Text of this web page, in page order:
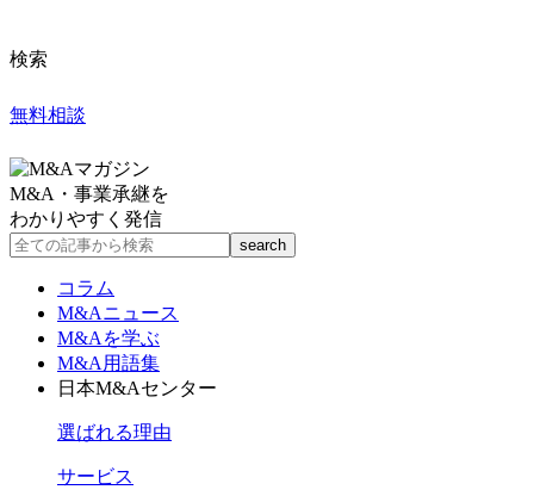
検索
無料相談
M&A・事業承継を
わかりやすく発信
コラム
M&Aニュース
M&Aを学ぶ
M&A用語集
日本M&Aセンター
選ばれる理由
サービス